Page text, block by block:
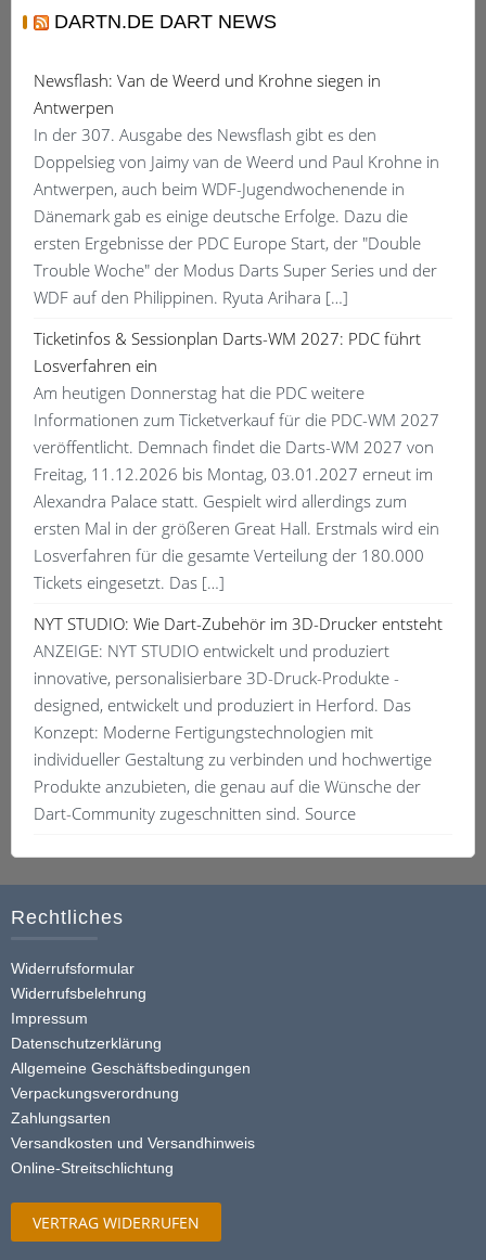
DARTN.DE DART NEWS
Newsflash: Van de Weerd und Krohne siegen in
Antwerpen
In der 307. Ausgabe des Newsflash gibt es den
Doppelsieg von Jaimy van de Weerd und Paul Krohne in
Antwerpen, auch beim WDF-Jugendwochenende in
Dänemark gab es einige deutsche Erfolge. Dazu die
ersten Ergebnisse der PDC Europe Start, der "Double
Trouble Woche" der Modus Darts Super Series und der
WDF auf den Philippinen. Ryuta Arihara […]
Ticketinfos & Sessionplan Darts-WM 2027: PDC führt
Losverfahren ein
Am heutigen Donnerstag hat die PDC weitere
Informationen zum Ticketverkauf für die PDC-WM 2027
veröffentlicht. Demnach findet die Darts-WM 2027 von
Freitag, 11.12.2026 bis Montag, 03.01.2027 erneut im
Alexandra Palace statt. Gespielt wird allerdings zum
ersten Mal in der größeren Great Hall. Erstmals wird ein
Losverfahren für die gesamte Verteilung der 180.000
Tickets eingesetzt. Das […]
NYT STUDIO: Wie Dart-Zubehör im 3D-Drucker entsteht
ANZEIGE: NYT STUDIO entwickelt und produziert
innovative, personalisierbare 3D-Druck-Produkte -
designed, entwickelt und produziert in Herford. Das
Konzept: Moderne Fertigungstechnologien mit
individueller Gestaltung zu verbinden und hochwertige
Produkte anzubieten, die genau auf die Wünsche der
Dart-Community zugeschnitten sind. Source
Rechtliches
Widerrufsformular
Widerrufsbelehrung
Impressum
Datenschutzerklärung
Allgemeine Geschäftsbedingungen
Verpackungsverordnung
Zahlungsarten
Versandkosten und Versandhinweis
Online-Streitschlichtung
VERTRAG WIDERRUFEN